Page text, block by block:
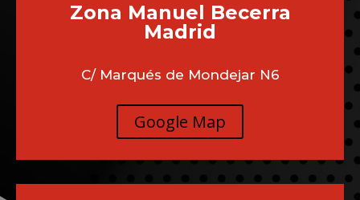
Zona Manuel Becerra
Madrid
C/ Marqués de Mondejar N6
Google Map